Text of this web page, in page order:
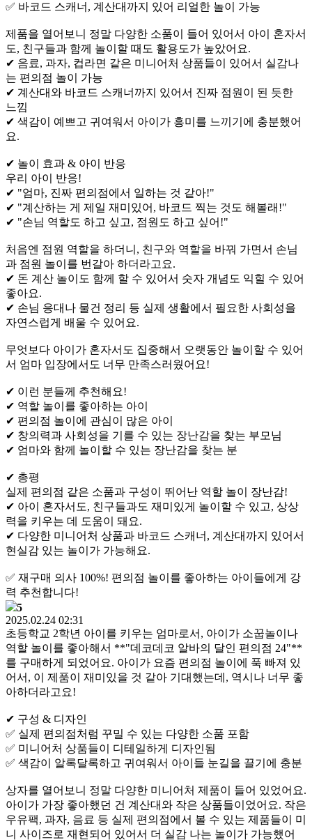
✅ 바코드 스캐너, 계산대까지 있어 리얼한 놀이 가능
제품을 열어보니 정말 다양한 소품이 들어 있어서 아이 혼자서
도, 친구들과 함께 놀이할 때도 활용도가 높았어요.
✔ 음료, 과자, 컵라면 같은 미니어처 상품들이 있어서 실감나
는 편의점 놀이 가능
✔ 계산대와 바코드 스캐너까지 있어서 진짜 점원이 된 듯한
느낌
✔ 색감이 예쁘고 귀여워서 아이가 흥미를 느끼기에 충분했어
요.
✔ 놀이 효과 & 아이 반응
우리 아이 반응!
✔ "엄마, 진짜 편의점에서 일하는 것 같아!"
✔ "계산하는 게 제일 재미있어, 바코드 찍는 것도 해볼래!"
✔ "손님 역할도 하고 싶고, 점원도 하고 싶어!"
처음엔 점원 역할을 하더니, 친구와 역할을 바꿔 가면서 손님
과 점원 놀이를 번갈아 하더라고요.
✔ 돈 계산 놀이도 함께 할 수 있어서 숫자 개념도 익힐 수 있어
좋아요.
✔ 손님 응대나 물건 정리 등 실제 생활에서 필요한 사회성을
자연스럽게 배울 수 있어요.
무엇보다 아이가 혼자서도 집중해서 오랫동안 놀이할 수 있어
서 엄마 입장에서도 너무 만족스러웠어요!
✔ 이런 분들께 추천해요!
✔ 역할 놀이를 좋아하는 아이
✔ 편의점 놀이에 관심이 많은 아이
✔ 창의력과 사회성을 기를 수 있는 장난감을 찾는 부모님
✔ 엄마와 함께 놀이할 수 있는 장난감을 찾는 분
✔ 총평
실제 편의점 같은 소품과 구성이 뛰어난 역할 놀이 장난감!
✔ 아이 혼자서도, 친구들과도 재미있게 놀이할 수 있고, 상상
력을 키우는 데 도움이 돼요.
✔ 다양한 미니어처 상품과 바코드 스캐너, 계산대까지 있어서
현실감 있는 놀이가 가능해요.
✅ 재구매 의사 100%! 편의점 놀이를 좋아하는 아이들에게 강
력 추천합니다!
5
2025.02.24 02:31
초등학교 2학년 아이를 키우는 엄마로서, 아이가 소꿉놀이나
역할 놀이를 좋아해서 **"데코데코 알바의 달인 편의점 24"**
를 구매하게 되었어요. 아이가 요즘 편의점 놀이에 푹 빠져 있
어서, 이 제품이 재미있을 것 같아 기대했는데, 역시나 너무 좋
아하더라고요!
✔ 구성 & 디자인
✅ 실제 편의점처럼 꾸밀 수 있는 다양한 소품 포함
✅ 미니어처 상품들이 디테일하게 디자인됨
✅ 색감이 알록달록하고 귀여워서 아이들 눈길을 끌기에 충분
상자를 열어보니 정말 다양한 미니어처 제품이 들어 있었어요.
아이가 가장 좋아했던 건 계산대와 작은 상품들이었어요. 작은
우유팩, 과자, 음료 등 실제 편의점에서 볼 수 있는 제품들이 미
니 사이즈로 재현되어 있어서 더 실감 나는 놀이가 가능했어